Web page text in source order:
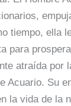
tiempo, ella
para
atraída por
Acuario. Su
la vida de la